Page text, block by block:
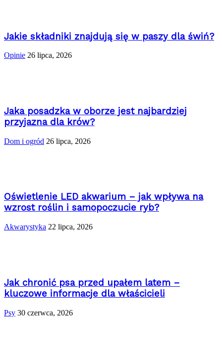
Jakie składniki znajdują się w paszy dla świń?
Opinie 26 lipca, 2026
Jaka posadzka w oborze jest najbardziej
przyjazna dla krów?
Dom i ogród 26 lipca, 2026
Oświetlenie LED akwarium – jak wpływa na
wzrost roślin i samopoczucie ryb?
Akwarystyka 22 lipca, 2026
Jak chronić psa przed upałem latem –
kluczowe informacje dla właścicieli
Psy 30 czerwca, 2026